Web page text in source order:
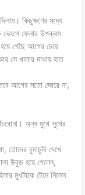
কিছুক্ষণের মধ্যে
ফেলার উপক্রম
গেছৈ আগের চেয়ে
সে খালার মাথায় হাত
আগের মতো জোরে না,
অন্ধ মুখে সুখের
চুদাচুদি দেখে
উবুড় হয়ে গেলেন,
মুখটাকে টেনে নিলেন